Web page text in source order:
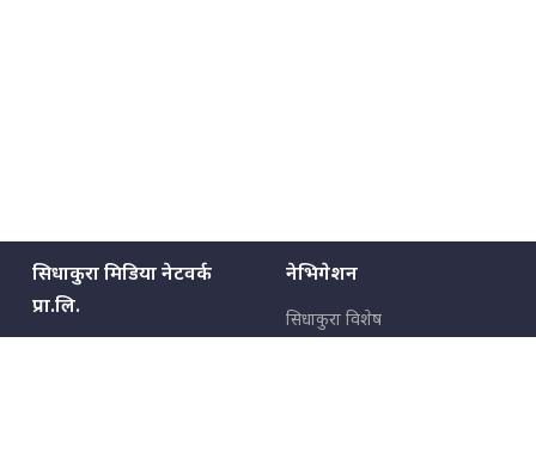
सिधाकुरा मिडिया नेटवर्क
प्रा.लि.
नेभिगेशन
सिधाकुरा विशेष